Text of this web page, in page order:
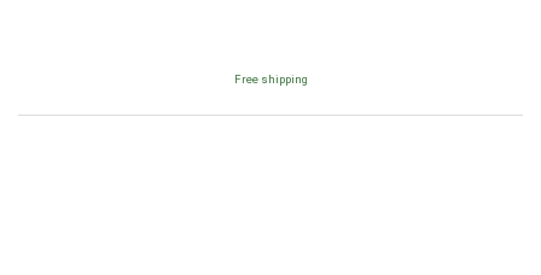
Free shipping